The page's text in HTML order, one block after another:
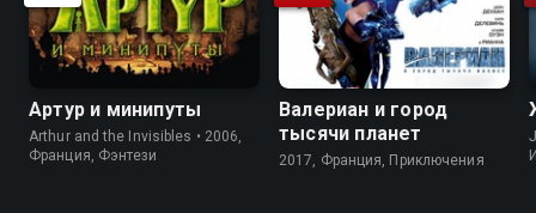
Артур и минипуты
Arthur and the Invisibles • 2006,
Франция, Фэнтези
Валериан и город
тысячи планет
2017, Франция, Приключения